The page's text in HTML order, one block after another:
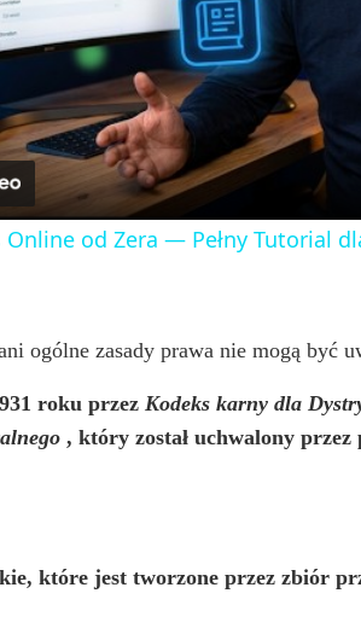
l
a
y
i
d
o
Online od Zera — Pełny Tutorial
ogólne zasady prawa nie mogą być
roku przez Kodeks karny dla
, który został uchwalony przez
które jest tworzone przez zbiór